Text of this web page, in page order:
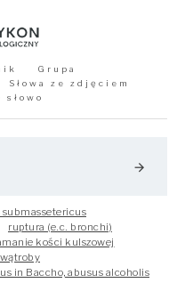
Grupa
Słowa ze zdjęciem
słowo
arrow_forward
submassetericus
ruptura (e.c. bronchi)
kości kulszowej
in Baccho, abusus alcoholis